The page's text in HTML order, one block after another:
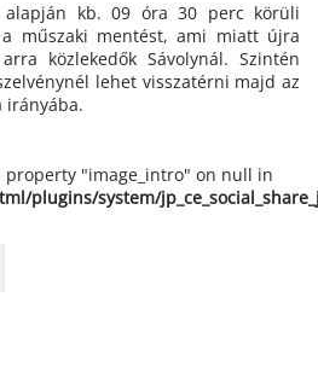
alapján kb. 09 óra 30 perc körüli
műszaki mentést, ami miatt újra
közlekedők Sávolynál. Szintén
lehet visszatérni majd az
irányába.
property "image_intro" on null in
plugins/system/